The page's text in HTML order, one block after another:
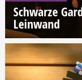
Schwarze
Leinwand